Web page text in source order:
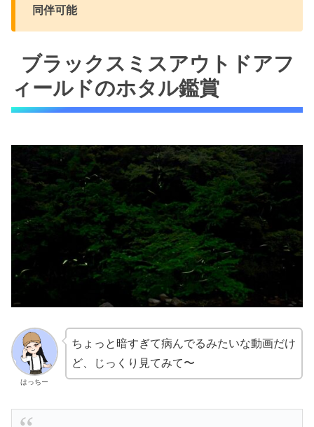
同伴可能
ブラックスミスアウトドアフ
ィールドのホタル鑑賞
はっちー
ちょっと暗すぎて病んでるみたいな動画だけ
ど、じっくり見てみて〜